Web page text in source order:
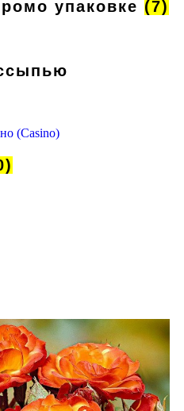
упаковке (7)